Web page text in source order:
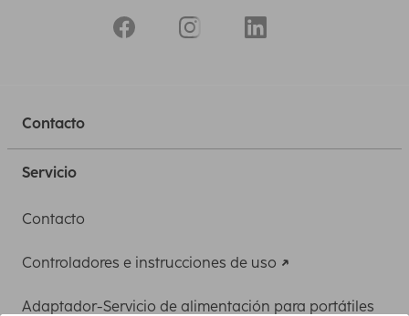
Contacto
Servicio
Contacto
Controladores e instrucciones de uso
Adaptador-Servicio de alimentación para portátiles